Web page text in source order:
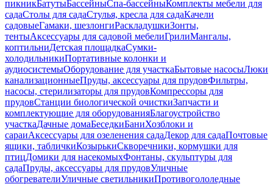
пикникБатутыБассейныСпа-бассейныКомплекты мебели для
садаСтолы для садаСтулья, кресла для садаКачели
садовыеГамаки, шезлонгиРаскладушкиЗонты,
тентыАксессуары для садовой мебелиГрилиМангалы,
коптильниДетская площадкаСумки-
холодильникиПортативные колонки и
аудиосистемыОборудование для участкаБытовые насосыЛюки
канализационныеПруды, аксессуары для прудовФильтры,
насосы, стерилизаторы для прудовКомпрессоры для
прудовСтанции биологической очисткиЗапчасти и
комплектующие для оборудованияБлагоустройство
участкаДачные домаБеседкиБаниХозблоки и
сараиАксессуары для озеленения садаДекор для садаПочтовые
ящики, табличкиКозырькиСкворечники, кормушки для
птицДомики для насекомыхФонтаны, скульптуры для
садаПруды, аксессуары для прудовУличные
обогревателиУличные светильникиПротивогололедные